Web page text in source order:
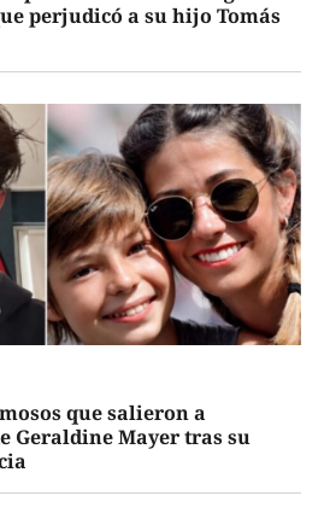
perjudicó a su hijo Tomás
que salieron a
Geraldine Mayer tras su